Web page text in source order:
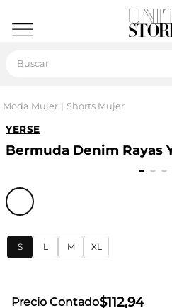
Moda Mujer Shorts Mujer
YERSE
Bermuda Denim Rayas
S L M XL
Precio Contado$112,94